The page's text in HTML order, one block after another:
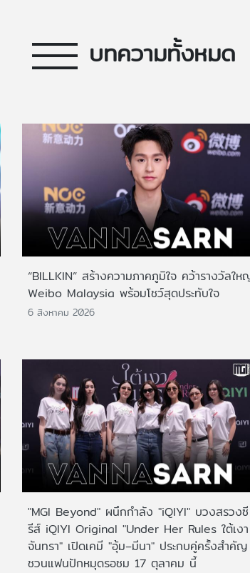
บทความทั้งหมด
“BILLKIN” สร้างความภาคภูมิใจ คว้ารางวัลให
Weibo Malaysia พร้อมโชว์สุดประทับใจ
6 สิงหาคม 2026
"MGI Beyond" ผนึกกำลัง "iQIYI" บวงสรวงซี
รีส์ iQIYI Original "Under Her Rules ใต้เงา
จันทรา" เปิดเคมี "อุ้ม–มีนา" ประกบคู่ครั้งสำคัญ
ชวนแฟนปักหมุดรอชม 17 ตุลาคม นี้